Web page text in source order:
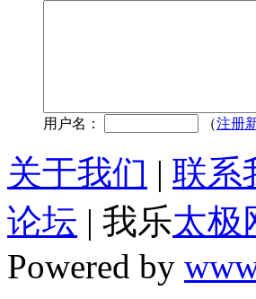
用户名： （注册
关于我们 | 联系
论坛 | 我乐太极
Powered by